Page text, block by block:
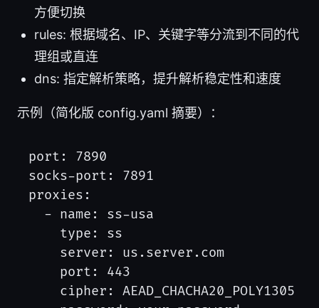
方便切换
rules: 根据域名、IP、关键字等分流到不同的代
理组或直连
dns: 指定解析策略，提升解析稳定性和速度
示例（简化版 config.yaml 摘要）：
port: 7890
socks-port: 7891
proxies:
  - name: ss-usa
    type: ss
    server: us.server.com
    port: 443
    cipher: AEAD_CHACHA20_POLY1305